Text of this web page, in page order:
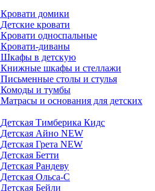
Кровати домики
Детские кровати
Кровати односпальные
Кровати-диваны
Шкафы в детскую
Книжные шкафы и стеллажи
Письменные столы и стулья
Комоды и тумбы
Матрасы и основания для детских
Детская Тимберика Кидс
Детская Айно NEW
Детская Грета NEW
Детская Бетти
Детская Рандеву
Детская Ольса-С
Детская Бейли